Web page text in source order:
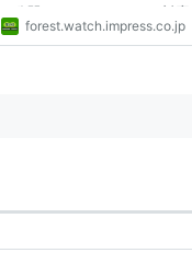
に公開された。Windowsに対応
するフリーソフトで、編集部にて
forest.watch.impress.co.jp